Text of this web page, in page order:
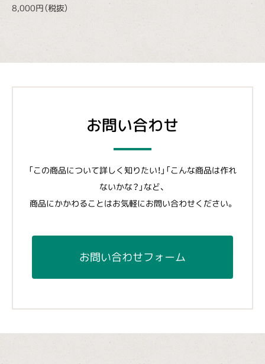
8,000円（税抜）
お問い合わせ
「この商品について詳しく知りたい！」「こんな商品は作れ
ないかな？」など、
商品にかかわることはお気軽にお問い合わせください。
お問い合わせフォーム